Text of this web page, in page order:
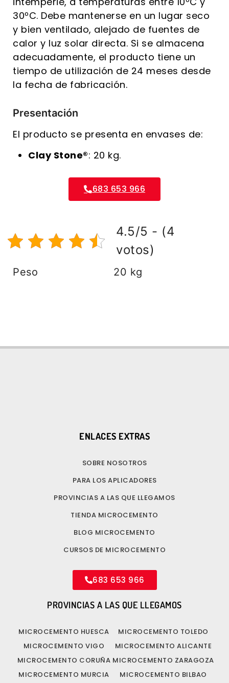
30ºC. Debe mantenerse en un lugar seco
y bien ventilado, alejado de fuentes de
calor y luz solar directa. Si se almacena
adecuadamente, el producto tiene un
tiempo de utilización de 24 meses desde
la fecha de fabricación.
Presentación
El producto se presenta en envases de:
Clay Stone®: 20 kg.
683 653 966
4.5/5 - (4
votos)
Peso 20 kg
ENLACES EXTRAS
SOBRE NOSOTROS
PARA LOS APLICADORES
PROVINCIAS A LAS QUE LLEGAMOS
TIENDA MICROCEMENTO
BLOG MICROCEMENTO
CURSOS DE MICROCEMENTO
683 653 966
PROVINCIAS A LAS QUE LLEGAMOS
MICROCEMENTO HUESCA
MICROCEMENTO VIGO
MICROCEMENTO CORUÑA
MICROCEMENTO MURCIA
MICROCEMENTO TOLEDO
MICROCEMENTO ALICANTE
MICROCEMENTO ZARAGOZA
MICROCEMENTO BILBAO